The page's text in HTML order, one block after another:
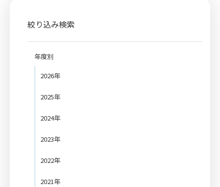
絞り込み検索
年度別
2026年
2025年
2024年
2023年
2022年
2021年